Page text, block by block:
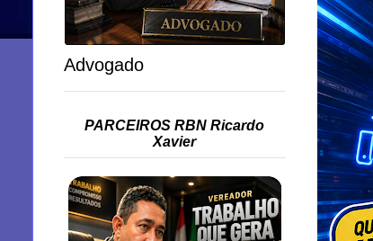
Advogado
PARCEIROS RBN Ricardo
Xavier